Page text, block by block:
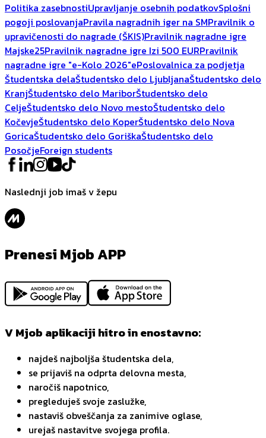
Politika zasebnostiUpravljanje osebnih podatkovSplošni
pogoji poslovanjaPravila nagradnih iger na SMPravilnik o
upravičenosti do nagrade (ŠKIS)Pravilnik nagradne igre
Majske25Pravilnik nagradne igre Izi 500 EURPravilnik
nagradne igre "e-Kolo 2026"ePoslovalnica za podjetja
Študentska delaŠtudentsko delo LjubljanaŠtudentsko delo
KranjŠtudentsko delo MariborŠtudentsko delo
CeljeŠtudentsko delo Novo mestoŠtudentsko delo
KočevjeŠtudentsko delo KoperŠtudentsko delo Nova
GoricaŠtudentsko delo GoriškaŠtudentsko delo
PosočjeForeign students
Naslednji job imaš v žepu
Prenesi Mjob APP
V Mjob aplikaciji hitro in enostavno:
najdeš najboljša študentska dela,
se prijaviš na odprta delovna mesta,
naročiš napotnico,
pregleduješ svoje zaslužke,
nastaviš obveščanja za zanimive oglase,
urejaš nastavitve svojega profila.